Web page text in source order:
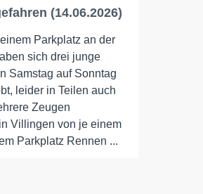
(14.06.2026)
Parkplatz an der
sich drei junge
Samstag auf Sonntag
leider in Teilen auch
Zeugen
Villingen von je einem
Parkplatz Rennen ...